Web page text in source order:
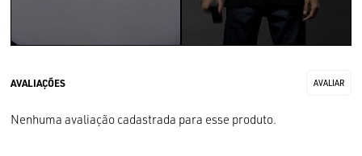
Nenhuma avaliação cadastrada para esse produto.